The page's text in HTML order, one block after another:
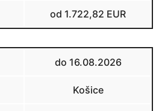
od 1.722,82 EUR
do 16.08.2026
Košice